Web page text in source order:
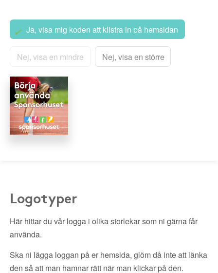
Ja, visa mig koden att klistra in på hemsidan
Nej, visa en mindre Nej, visa en större
Logotyper
Här hittar du vår logga i olika storlekar som ni gärna får
använda.
Ska ni lägga loggan på er hemsida, glöm då inte att länka
den så att man hamnar rätt när man klickar på den.